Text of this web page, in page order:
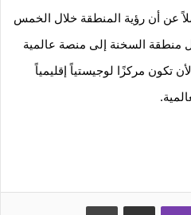
لصناعات البتروكيماويات وأيضاً لأن تكون مركزًا لوجيستياً إقليمياً